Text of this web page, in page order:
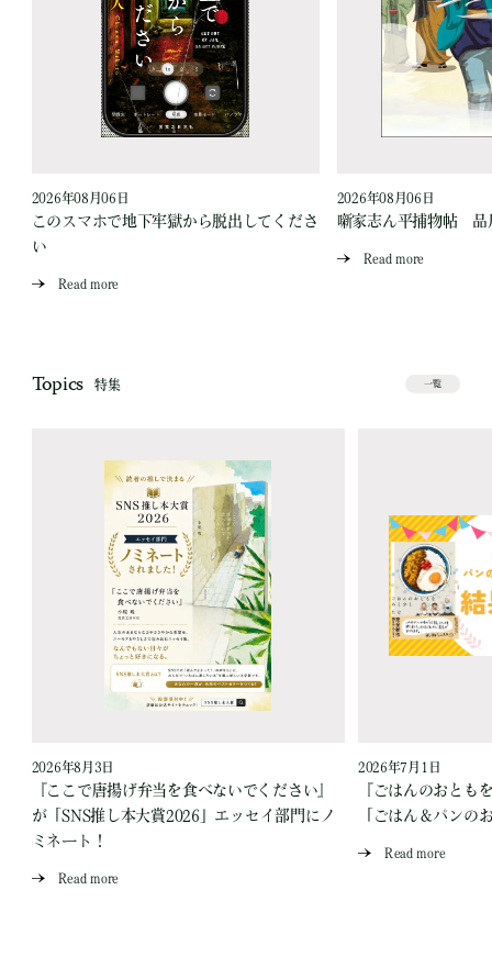
2026年08月06日
このスマホで地下牢獄から脱出してくださ
い
Read more
2026年08月06日
噺家志ん平捕物帖 品
Read more
Topics 特集 一覧
2026年8月3日
『ここで唐揚げ弁当を食べないでください』
が「SNS推し本大賞2026」エッセイ部門にノ
ミネート！
Read more
2026年7月1日
『ごはんのおとも
「ごはん＆パンの
Read more